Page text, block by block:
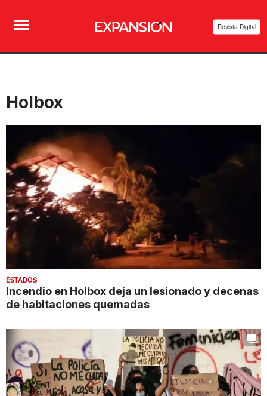
Revista Digital
Holbox
ESTADOS
Incendio en Holbox deja un lesionado y decenas
de habitaciones quemadas